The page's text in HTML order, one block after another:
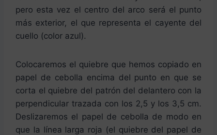
pero esta vez el centro del arco será el punto
más exterior, el que representa el cayente del
cuello (color azul).
Colocaremos el quiebre que hemos copiado en
papel de cebolla encima del punto en que se
corta el quiebre del patrón del delantero con la
perpendicular trazada con los 2,5 y los 3,5 cm.
Deslizaremos el papel de cebolla de modo en
que la línea larga roja (el quiebre del papel de